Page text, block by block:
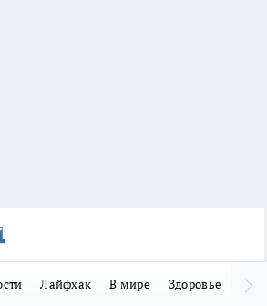
Лайфхак В мире Здоровье